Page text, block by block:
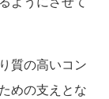
質の高いコン
めの支えとな